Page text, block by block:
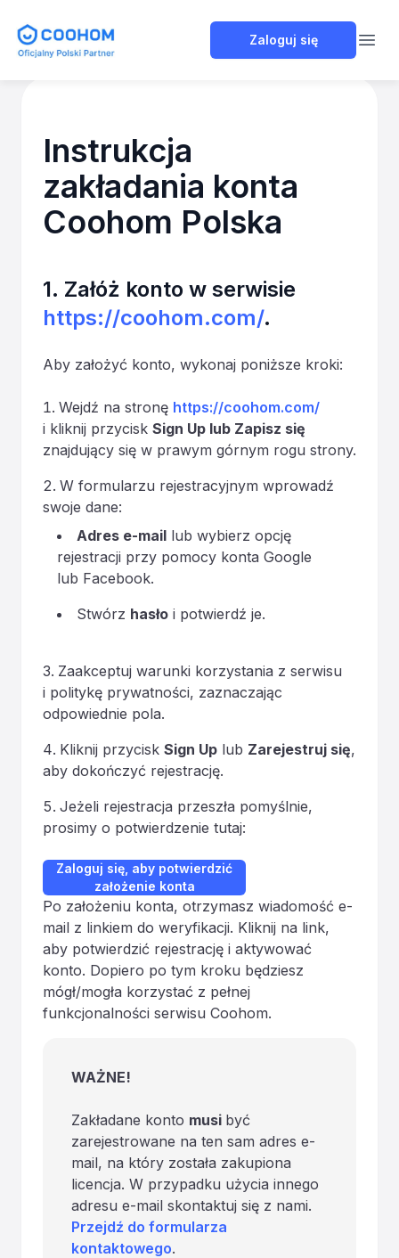
Coohom Polska Zaloguj się
Instrukcja
zakładania konta
Coohom Polska
1. Załóż konto w serwisie
https://coohom.com/.
Aby założyć konto, wykonaj poniższe kroki:
Wejdź na stronę https://coohom.com/
i kliknij przycisk Sign Up lub Zapisz się
znajdujący się w prawym górnym rogu strony.
W formularzu rejestracyjnym wprowadź
swoje dane:
Adres e-mail lub wybierz opcję
rejestracji przy pomocy konta Google
lub Facebook.
Stwórz hasło i potwierdź je.
Zaakceptuj warunki korzystania z serwisu
i politykę prywatności, zaznaczając
odpowiednie pola.
Kliknij przycisk Sign Up lub Zarejestruj się,
aby dokończyć rejestrację.
Jeżeli rejestracja przeszła pomyślnie,
prosimy o potwierdzenie tutaj:
Zaloguj się, aby potwierdzić
założenie konta
Po założeniu konta, otrzymasz wiadomość e-
mail z linkiem do weryfikacji. Kliknij na link,
aby potwierdzić rejestrację i aktywować
konto. Dopiero po tym kroku będziesz
mógł/mogła korzystać z pełnej
funkcjonalności serwisu Coohom.
WAŻNE!
Zakładane konto musi być
zarejestrowane na ten sam adres e-
mail, na który została zakupiona
licencja. W przypadku użycia innego
adresu e-mail skontaktuj się z nami.
Przejdź do formularza
kontaktowego.